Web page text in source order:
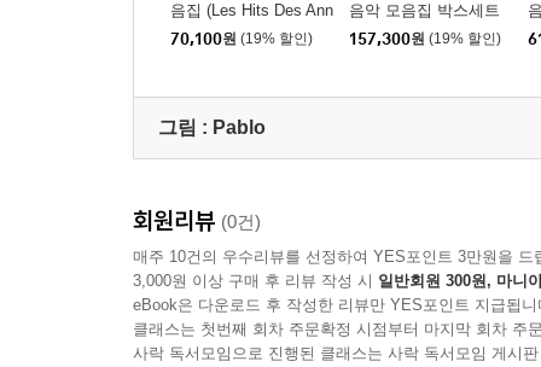
음집 (Les Hits Des Ann
ees 1960) [2LP]
70,100원 (19% 할인)
음악 모음집 박스세트
(The Tarantino Experie
nce Box Set) [스플래
157,300원 (19% 할인)
그림 : Pablo
회원리뷰 (0건)
매주 10건의 우수리뷰를 선정하여 YES포인트 3만원을 드
3,000원 이상 구매 후 리뷰 작성 시 일반회원 300원, 마니
eBook은 다운로드 후 작성한 리뷰만 YES포인트 지급됩니
클래스는 첫번째 회차 주문확정 시점부터 마지막 회차 주
사락 독서모임으로 진행된 클래스는 사락 독서모임 게시